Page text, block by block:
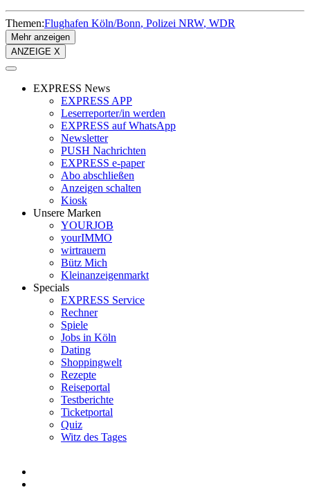
Themen:Flughafen Köln/Bonn Polizei NRW WDR
Mehr anzeigen
ANZEIGE X
EXPRESS News
EXPRESS APP
Leserreporter/in werden
EXPRESS auf WhatsApp
Newsletter
PUSH Nachrichten
EXPRESS e-paper
Abo abschließen
Anzeigen schalten
Kiosk
Unsere Marken
YOURJOB
yourIMMO
wirtrauern
Bütz Mich
Kleinanzeigenmarkt
Specials
EXPRESS Service
Rechner
Spiele
Jobs in Köln
Dating
Shoppingwelt
Rezepte
Reiseportal
Testberichte
Ticketportal
Quiz
Witz des Tages